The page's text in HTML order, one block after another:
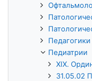
Педиатрии
XIX.
31.05.02